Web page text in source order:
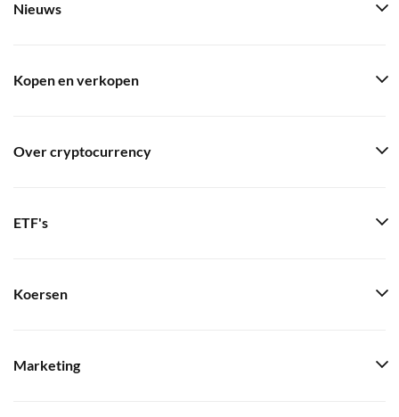
Nieuws
Kopen en verkopen
Over cryptocurrency
ETF's
Koersen
Marketing